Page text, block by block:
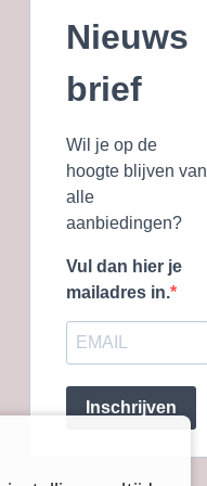
Nieuws
brief
Wil je op de
hoogte blijven van
alle
aanbiedingen?
Vul dan hier je
mailadres in.
Inschrijven